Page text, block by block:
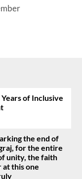
of Inclusive
the end of
for the entire
unity, the faith
this one